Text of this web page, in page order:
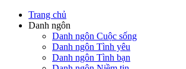
Trang chủ
Danh ngôn
Danh ngôn Cuộc sống
Danh ngôn Tình yêu
Danh ngôn Tình bạn